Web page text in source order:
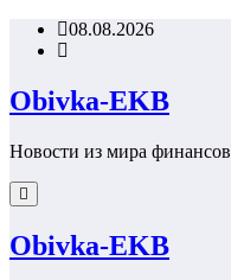
Перейти08.08.2026
Obivka-EKB
Новости из мира
Obivka-EKB